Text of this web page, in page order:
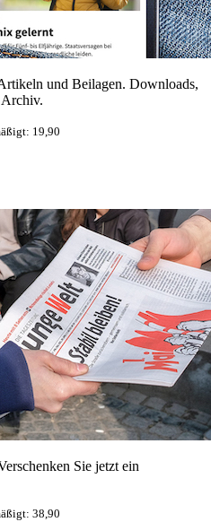
und Beilagen. Downloads,
Archiv.
19,90
Sie jetzt ein
38,90